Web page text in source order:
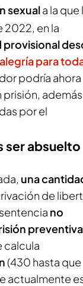
sexuala la que
en la
provisional
alegría para
podría ahora
por el
ser absuelto
una
de
no
preventiva
calcula
(430 hasta que
actualmente